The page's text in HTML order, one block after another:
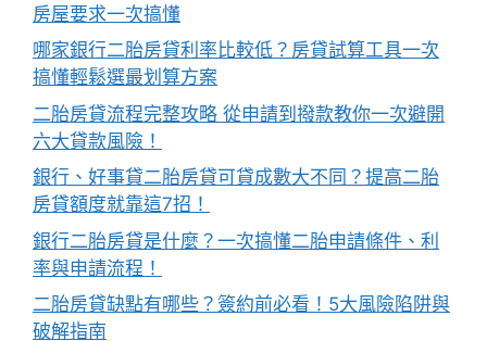
房屋要求一次搞懂
哪家銀行二胎房貸利率比較低？房貸試算工具一次
搞懂輕鬆選最划算方案
二胎房貸流程完整攻略 從申請到撥款教你一次避開
六大貸款風險！
銀行、好事貸二胎房貸可貸成數大不同？提高二胎
房貸額度就靠這7招！
銀行二胎房貸是什麼？一次搞懂二胎申請條件、利
率與申請流程！
二胎房貸缺點有哪些？簽約前必看！5大風險陷阱與
破解指南